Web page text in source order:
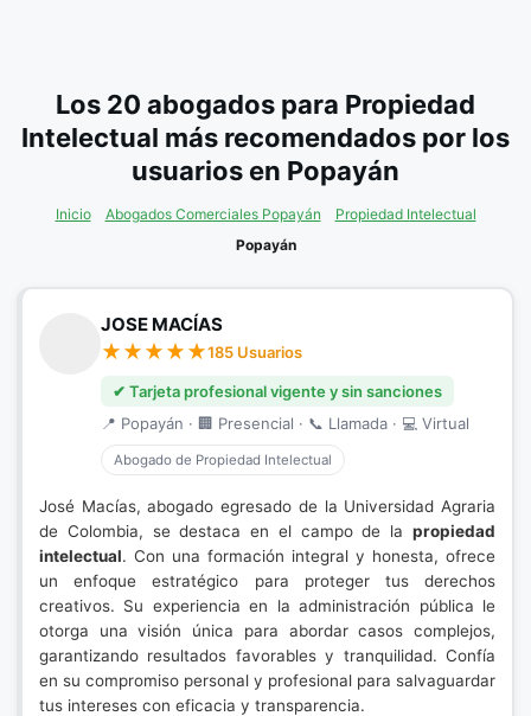
Los 20 abogados para Propiedad
Intelectual más recomendados por los
usuarios en Popayán
Inicio Abogados Comerciales Popayán
Propiedad Intelectual
Popayán
JOSE MACÍAS
185 Usuarios
✔ Tarjeta profesional vigente y sin sanciones
📍 Popayán · 🏢 Presencial · 📞 Llamada · 💻 Virtual
Abogado de Propiedad Intelectual
José Macías, abogado egresado de la Universidad Agraria
de Colombia, se destaca en el campo de la propiedad
intelectual. Con una formación integral y honesta, ofrece
un enfoque estratégico para proteger tus derechos
creativos. Su experiencia en la administración pública le
otorga una visión única para abordar casos complejos,
garantizando resultados favorables y tranquilidad. Confía
en su compromiso personal y profesional para salvaguardar
tus intereses con eficacia y transparencia.